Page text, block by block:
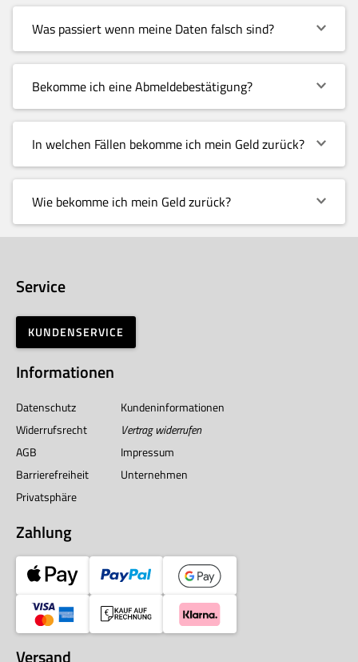
Was passiert wenn meine Daten falsch sind?
Bekomme ich eine Abmeldebestätigung?
In welchen Fällen bekomme ich mein Geld zurück?
Wie bekomme ich mein Geld zurück?
Service
KUNDENSERVICE
Informationen
Datenschutz
Kundeninformationen
Widerrufsrecht
Vertrag widerrufen
AGB
Impressum
Barrierefreiheit
Unternehmen
Privatsphäre
Zahlung
Versand